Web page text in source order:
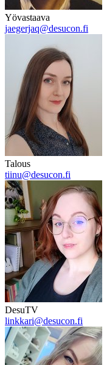
Yövastaava
jaegerjaq@desucon.fi
Talous
tiinu@desucon.fi
DesuTV
linkkari@desucon.fi